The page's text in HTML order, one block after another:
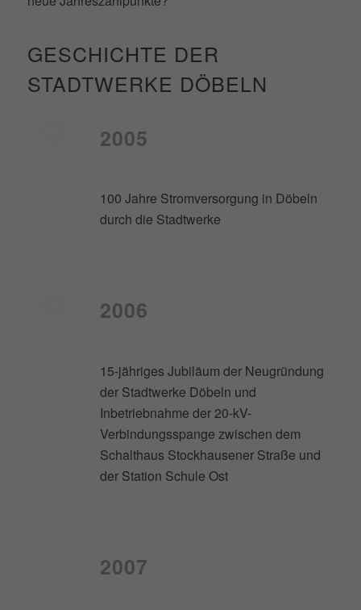
GESCHICHTE DER
STADTWERKE DÖBELN
2005
100 Jahre Stromversorgung in Döbeln
durch die Stadtwerke
2006
15-jähriges Jubiläum der Neugründung
der Stadtwerke Döbeln und
Inbetriebnahme der 20-kV-
Verbindungsspange zwischen dem
Schalthaus Stockhausener Straße und
der Station Schule Ost
2007